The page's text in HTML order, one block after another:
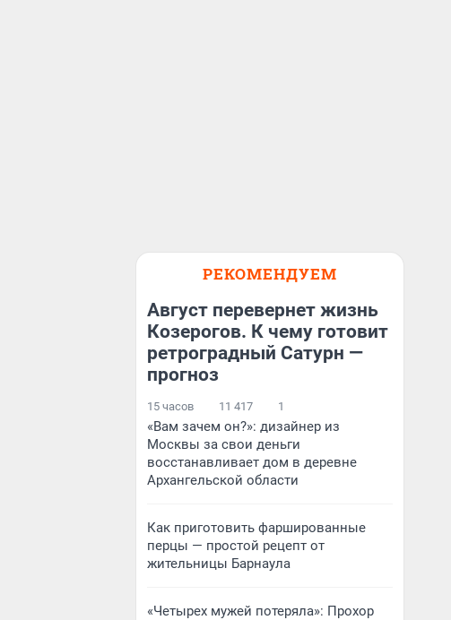
РЕКОМЕНДУЕМ
Август перевернет жизнь
Козерогов. К чему готовит
ретроградный Сатурн —
прогноз
15 часов 11 417 1
«Вам зачем он?»: дизайнер из
Москвы за свои деньги
восстанавливает дом в деревне
Архангельской области
Как приготовить фаршированные
перцы — простой рецепт от
жительницы Барнаула
«Четырех мужей потеряла»: Прохор